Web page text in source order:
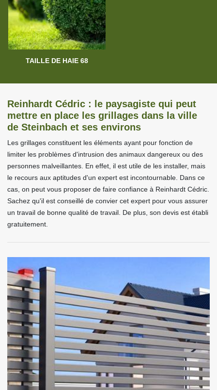
TAILLE DE HAIE 68
Reinhardt Cédric : le paysagiste qui peut
mettre en place les grillages dans la ville
de Steinbach et ses environs
Les grillages constituent les éléments ayant pour fonction de
limiter les problèmes d'intrusion des animaux dangereux ou des
personnes malveillantes. En effet, il est utile de les installer, mais
le recours aux aptitudes d'un expert est incontournable. Dans ce
cas, on peut vous proposer de faire confiance à Reinhardt Cédric.
Sachez qu'il est conseillé de convier cet expert pour vous assurer
un travail de bonne qualité de travail. De plus, son devis est établi
gratuitement.